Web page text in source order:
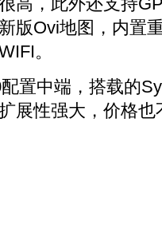
版Ovi地图，内置
。
置中端，搭载的
展性强大，价格